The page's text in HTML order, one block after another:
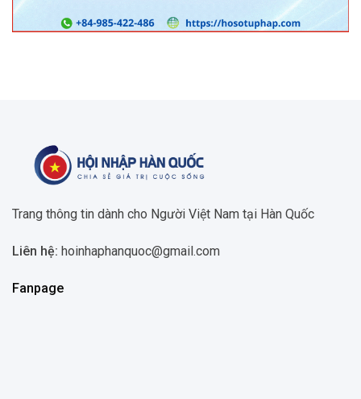
Trang thông tin dành cho Người Việt Nam tại Hàn Quốc
Liên hệ: hoinhaphanquoc@gmail.com
Fanpage